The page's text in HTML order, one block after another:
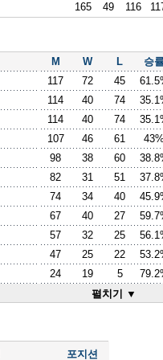
165 49 116
M W L 승
117 72 45
114 40 74
114 40 74
107 46 61 43%
98 38 60
82 31 51
74 34 40
67 40 27
57 32 25
47 25 22
24 19 5
펼치기 ▼
포지션